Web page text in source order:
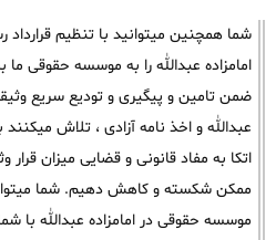
شما همچنین میتوانید با تنظیم قرارداد
امامزاده عبدالله را به موسسه حقوقی
ضمن تامین و پیگیری و تودیع سریع
عبدالله و اخذ نامه آزادی ، تلاش میکنند
اتکا به مفاد قانونی و قضایی میزان قرار
ممکن شکسته و کاهش دهیم. شما
موسسه حقوقی در امامزاده عبدالله